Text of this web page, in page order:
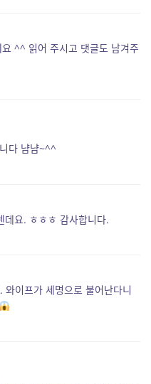
^^ 읽어 주시고 댓글도 남겨주
다 냠냠~^^
데요. ㅎㅎㅎ 감사합니다.
이프가 세명으로 불어난다니